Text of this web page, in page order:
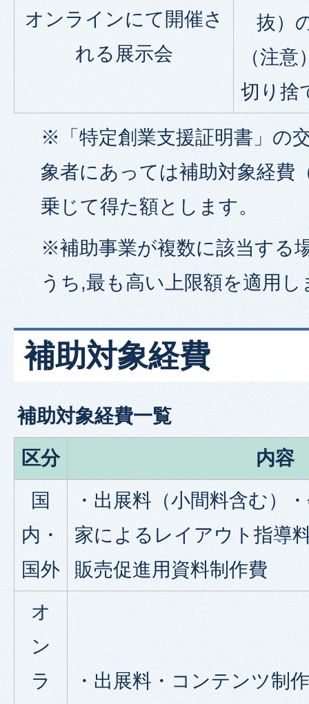
オンラインにて開催さ
れる展示会
抜）
（注
切り捨
※「特定創業支援証明書」の
象者にあっては補助対象経費
乗じて得た額とします。
※補助事業が複数に該当する
うち,最も高い上限額を適用し
補助対象経費
補助対象経費一覧
区分
内容
国
内・
国外
・出展料（小間料含む）
家によるレイアウト指導
販売促進用資料制作費
オ
ン
ラ
・出展料・コンテンツ制